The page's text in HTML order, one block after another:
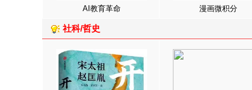
AI教育革命 漫画微积分
社科/哲史